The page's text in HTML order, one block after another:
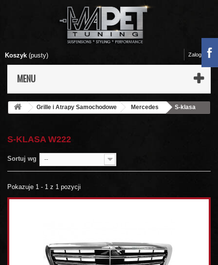
Koszyk (pusty)
MENU
Zaloguj się
Grille i Atrapy Samochodowe Mercedes
S-klasa
S-KLASA W222
Sortuj wg --
Pokazuje 1 - 1 z 1 pozycji